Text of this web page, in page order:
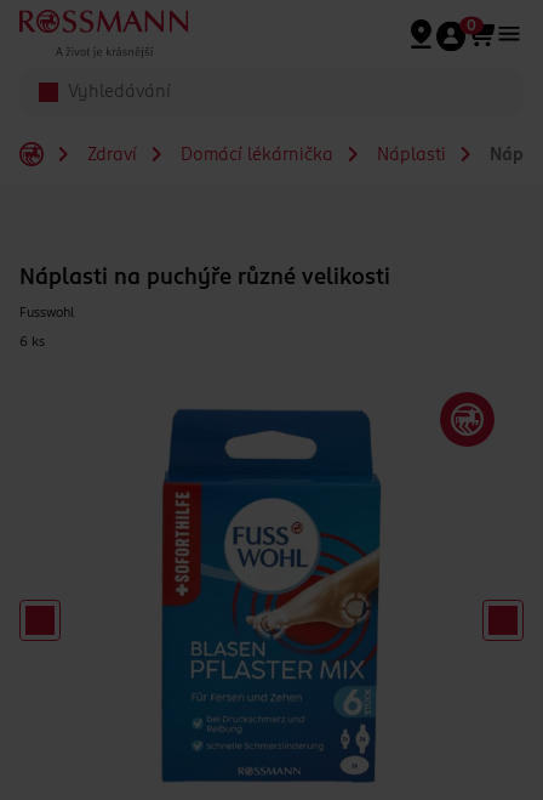
Přeskočit na hlavmní obsah
0
Zdraví Domácí lékárnička Náplasti
Náplasti na puchýře různé velikosti
Fusswohl
6 ks